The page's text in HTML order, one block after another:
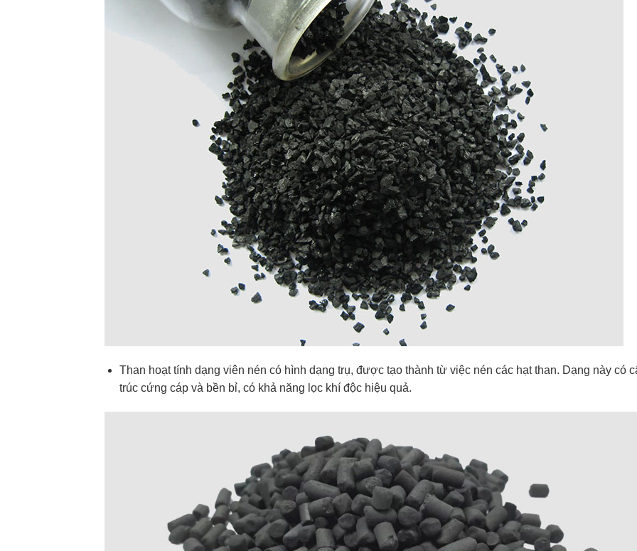
Than hoạt tính dạng viên nén có hình dạng trụ, được tạo thành từ việc nén các hạt than. Dạng này có
trúc cứng cáp và bền bỉ, có khả năng lọc khí độc hiệu quả.